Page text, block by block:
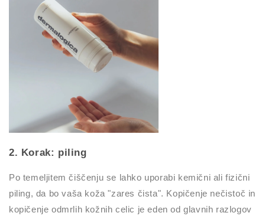
2. Korak: piling
Po temeljitem čiščenju se lahko uporabi kemični ali fizični
piling, da bo vaša koža "zares čista". Kopičenje nečistoč in
kopičenje odmrlih kožnih celic je eden od glavnih razlogov